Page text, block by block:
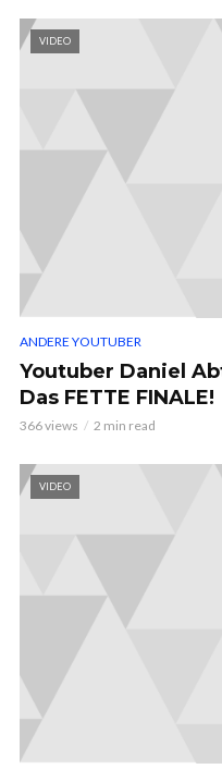
VIDEO
ANDERE YOUTUBER
Youtuber Daniel
Das FETTE FINALE!
366 views 2 min read
VIDEO